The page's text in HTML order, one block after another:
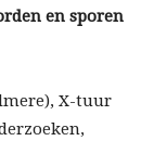
en sporen
X-tuur